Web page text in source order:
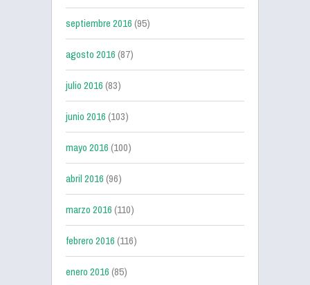
septiembre 2016(95)
agosto 2016(87)
julio 2016(83)
junio 2016(103)
mayo 2016(100)
abril 2016(96)
marzo 2016(110)
febrero 2016(116)
enero 2016(85)